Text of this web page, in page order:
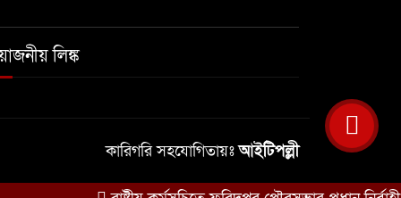
লিঙ্ক
কারিগরি সহযোগিতায়ঃআইটিপল্লী